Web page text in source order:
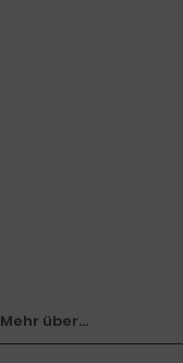
Mehr über...